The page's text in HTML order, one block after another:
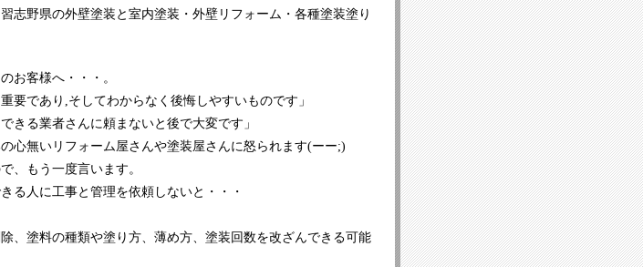
志野県の外壁塗装と室内塗装・外壁リフォーム・各種塗装塗り
お客様へ・・・。
要であり,そしてわからなく後悔しやすいものです」
きる業者さんに頼まないと後で大変です」
心無いリフォーム屋さんや塗装屋さんに怒られます(ーー;)
、もう一度言います。
る人に工事と管理を依頼しないと・・・
、塗料の種類や塗り方、薄め方、塗装回数を改ざんできる可能